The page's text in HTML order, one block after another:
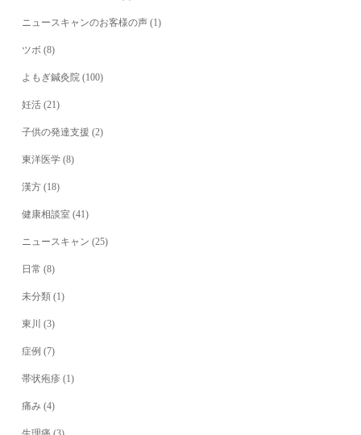
ニュースキャンのお客様の声 (1)
ツボ (8)
よもぎ鍼灸院 (100)
妊活 (21)
子供の発達支援 (2)
東洋医学 (8)
漢方 (18)
健康相談室 (41)
ニュースキャン (25)
日常 (8)
未分類 (1)
東川 (3)
症例 (7)
帯状疱疹 (1)
痛み (4)